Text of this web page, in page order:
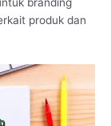
produk dan